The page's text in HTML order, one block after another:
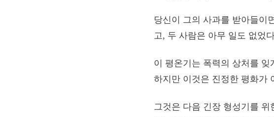
당신이 그의 사과를 받아들이
고, 두 사람은 아무 일도 없었
이 평온기는 폭력의 상처를 잊
하지만 이것은 진정한 평화가
그것은 다음 긴장 형성기를